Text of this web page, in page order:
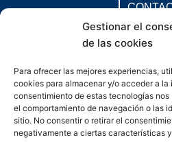
Gestionar el
de las cookies
Para ofrecer las mejores experiencias,
cookies para almacenar y/o acceder a la
consentimiento de estas tecnologías
el comportamiento de navegación o las
sitio. No consentir o retirar el
negativamente a ciertas características
Presentes en todo
F
a
c
e
b
o
I
n
s
t
a
g
L
i
n
k
e
d